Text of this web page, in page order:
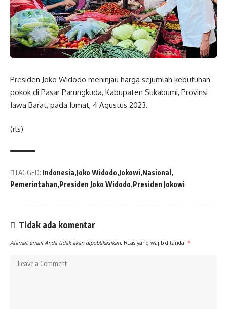
Presiden Joko Widodo meninjau harga sejumlah kebutuhan
pokok di Pasar Parungkuda, Kabupaten Sukabumi, Provinsi
Jawa Barat, pada Jumat, 4 Agustus 2023.
(rls)
TAGGED: Indonesia Joko Widodo Jokowi Nasional
Pemerintahan Presiden Joko Widodo Presiden Jokowi
Tidak ada komentar
Alamat email Anda tidak akan dipublikasikan. Ruas yang wajib ditandai *